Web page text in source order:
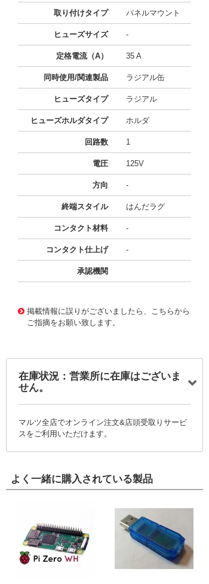
取り付けタイプ パネルマウント
ヒューズサイズ -
定格電流（A） 35 A
同時使用/関連製品 ラジアル缶
ヒューズタイプ ラジアル
ヒューズホルダタイプ ホルダ
回路数 1
電圧 125V
方向 -
終端スタイル はんだラグ
コンタクト材料 -
コンタクト仕上げ -
承認機関
掲載情報に誤りがございましたら、こちらから
ご指摘をお願い致します。
在庫状況：営業所に在庫はございま
せん。
マルツ全店でオンライン注文&店頭受取りサービ
スをご利用いただけます。
よく一緒に購入されている製品